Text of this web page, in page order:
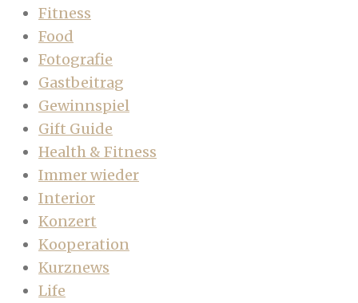
Fitness
Food
Fotografie
Gastbeitrag
Gewinnspiel
Gift Guide
Health & Fitness
Immer wieder
Interior
Konzert
Kooperation
Kurznews
Life